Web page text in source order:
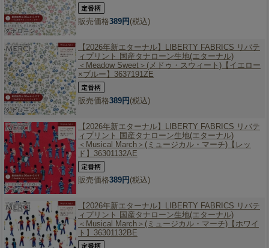
販売価格389円(税込)
【2026年新エターナル】 LIBERTY FABRICS リバテ
ィプリント 国産タナローン生地(エターナル)
＜Meadow Sweet＞(メドゥ・スウィート)【イエロー
×ブルー】3637191ZE
販売価格389円(税込)
【2026年新エターナル】 LIBERTY FABRICS リバテ
ィプリント 国産タナローン生地(エターナル)
＜Musical March＞(ミュージカル・マーチ)【レッ
ド】36301132AE
販売価格389円(税込)
【2026年新エターナル】 LIBERTY FABRICS リバテ
ィプリント 国産タナローン生地(エターナル)
＜Musical March＞(ミュージカル・マーチ)【ホワイ
ト】36301132BE